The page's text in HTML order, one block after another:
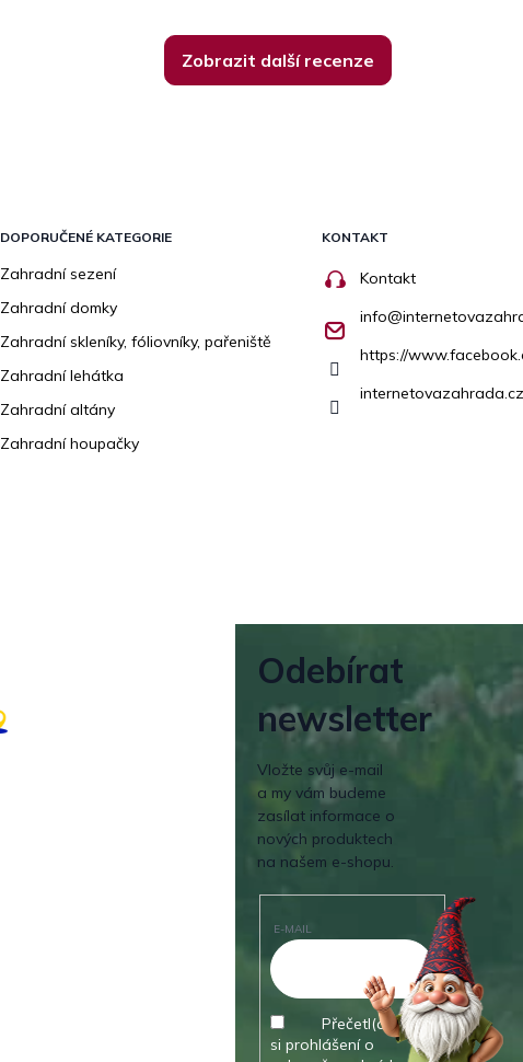
Zobrazit další recenze
DOPORUČENÉ KATEGORIE
Zahradní sezení
Zahradní domky
Zahradní skleníky, fóliovníky, pařeniště
Zahradní lehátka
Zahradní altány
Zahradní houpačky
KONTAKT
Kontakt
info@
https://
Odebírat
newsletter
Vložte svůj e-mail
a my vám budeme
zasílat informace o
nových produktech
na našem e-shopu.
E-MAIL
Přečetl(a) jsem
si prohlášení o